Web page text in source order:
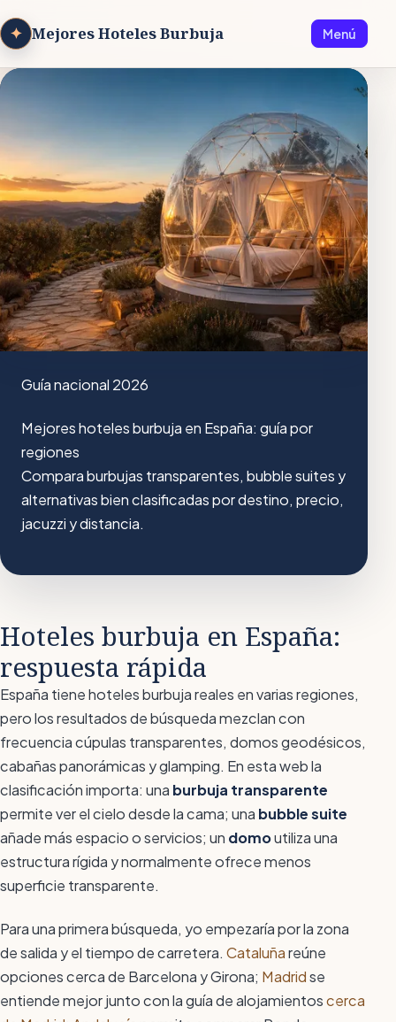
✦ Mejores Hoteles Burbuja Menú
Guía nacional 2026
Mejores hoteles burbuja en España: guía por
regiones
Compara burbujas transparentes, bubble suites y
alternativas bien clasificadas por destino, precio,
jacuzzi y distancia.
Hoteles burbuja en España:
respuesta rápida
España tiene hoteles burbuja reales en varias regiones,
pero los resultados de búsqueda mezclan con
frecuencia cúpulas transparentes, domos geodésicos,
cabañas panorámicas y glamping. En esta web la
clasificación importa: una burbuja transparente
permite ver el cielo desde la cama; una bubble suite
añade más espacio o servicios; un domoutiliza una
estructura rígida y normalmente ofrece menos
superficie transparente.
Para una primera búsqueda, yo empezaría por la zona
de salida y el tiempo de carretera. Cataluñareúne
opciones cerca de Barcelona y Girona; Madridse
entiende mejor junto con la guía de alojamientoscerca